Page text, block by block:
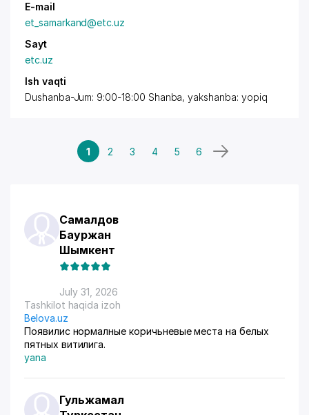
E-mail
et_samarkand@etc.uz
Sayt
etc.uz
Ish vaqti
Dushanba-Jum: 9:00-18:00 Shanba, yakshanba: yopiq
1 2 3 4 5 6
Самалдов
Бауржан
Шымкент
July 31, 2026
Tashkilot haqida izoh
Belova.uz
Появилис нормалные коричьневые места на белых
пятных витилига.
yana
Гульжамал